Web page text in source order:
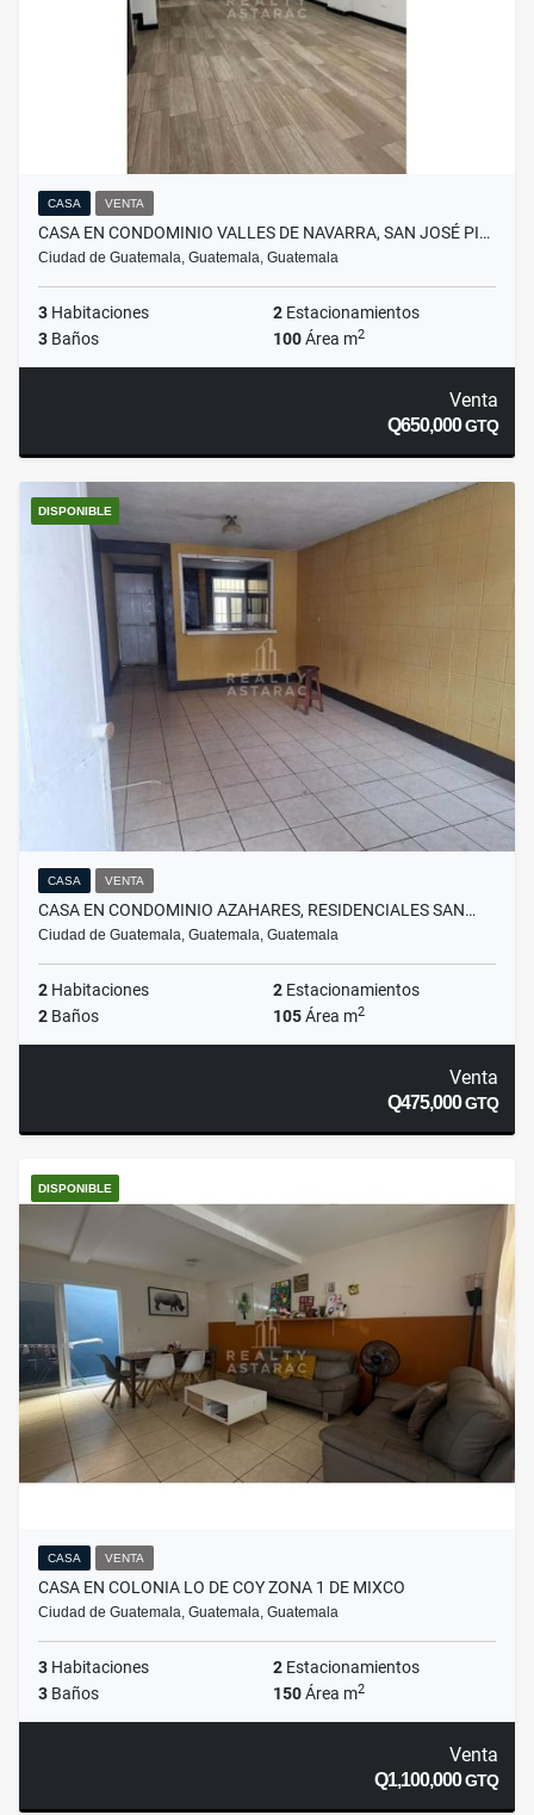
CASA VENTA
CASA EN CONDOMINIO VALLES DE NAVARRA, SAN JOSÉ PI…
Ciudad de Guatemala, Guatemala, Guatemala
3 Habitaciones 2 Estacionamientos
3 Baños 100Área m2
Venta
Q650,000GTQ
DISPONIBLE
CASA VENTA
CASA EN CONDOMINIO AZAHARES, RESIDENCIALES SAN…
Ciudad de Guatemala, Guatemala, Guatemala
2 Habitaciones 2 Estacionamientos
2 Baños 105Área m2
Venta
Q475,000GTQ
DISPONIBLE
CASA VENTA
CASA EN COLONIA LO DE COY ZONA 1 DE MIXCO
Ciudad de Guatemala, Guatemala, Guatemala
3 Habitaciones 2 Estacionamientos
3 Baños 150Área m2
Venta
Q1,100,000GTQ